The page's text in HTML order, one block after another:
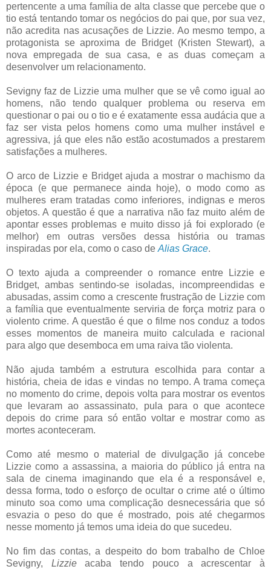
pertencente a uma família de alta classe que percebe que o
tio está tentando tomar os negócios do pai que, por sua vez,
não acredita nas acusações de Lizzie. Ao mesmo tempo, a
protagonista se aproxima de Bridget (Kristen Stewart), a
nova empregada de sua casa, e as duas começam a
desenvolver um relacionamento.
Sevigny faz de Lizzie uma mulher que se vê como igual ao
homens, não tendo qualquer problema ou reserva em
questionar o pai ou o tio e é exatamente essa audácia que a
faz ser vista pelos homens como uma mulher instável e
agressiva, já que eles não estão acostumados a prestarem
satisfações a mulheres.
O arco de Lizzie e Bridget ajuda a mostrar o machismo da
época (e que permanece ainda hoje), o modo como as
mulheres eram tratadas como inferiores, indignas e meros
objetos. A questão é que a narrativa não faz muito além de
apontar esses problemas e muito disso já foi explorado (e
melhor) em outras versões dessa história ou tramas
inspiradas por ela, como o caso de Alias Grace.
O texto ajuda a compreender o romance entre Lizzie e
Bridget, ambas sentindo-se isoladas, incompreendidas e
abusadas, assim como a crescente frustração de Lizzie com
a família que eventualmente serviria de força motriz para o
violento crime. A questão é que o filme nos conduz a todos
esses momentos de maneira muito calculada e racional
para algo que desemboca em uma raiva tão violenta.
Não ajuda também a estrutura escolhida para contar a
história, cheia de idas e vindas no tempo. A trama começa
no momento do crime, depois volta para mostrar os eventos
que levaram ao assassinato, pula para o que acontece
depois do crime para só então voltar e mostrar como as
mortes aconteceram.
Como até mesmo o material de divulgação já concebe
Lizzie como a assassina, a maioria do público já entra na
sala de cinema imaginando que ela é a responsável e,
dessa forma, todo o esforço de ocultar o crime até o último
minuto soa como uma complicação desnecessária que só
esvazia o peso do que é mostrado, pois até chegarmos
nesse momento já temos uma ideia do que sucedeu.
No fim das contas, a despeito do bom trabalho de Chloe
Sevigny, Lizzieacaba tendo pouco a acrescentar à